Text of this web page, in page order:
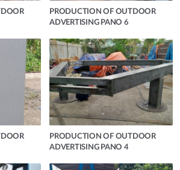
PRODUCTION OF OUTDOOR
ADVERTISING PANO 6
PRODUCTION OF OUTDOOR
ADVERTISING PANO 4